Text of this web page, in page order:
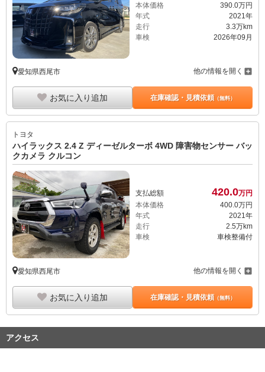
本体価格
390. 0万円
年式
2021年
走行
3.3万km
車検
2026年09月
愛知県西尾市 他の情報を開く
お気に入り追加 在庫確認・見積依頼（無料）
トヨタ
ハイラックス 2.4 Z ディーゼルターボ 4WD 障害物センサー バッ
クカメラ クルコン
支払総額 420.0万円
本体価格
400.0万円
年式
2021年
走行
2.5万km
車検
車検整備付
愛知県西尾市 他の情報を開く
お気に入り追加 在庫確認・見積依頼（無料）
アクセス